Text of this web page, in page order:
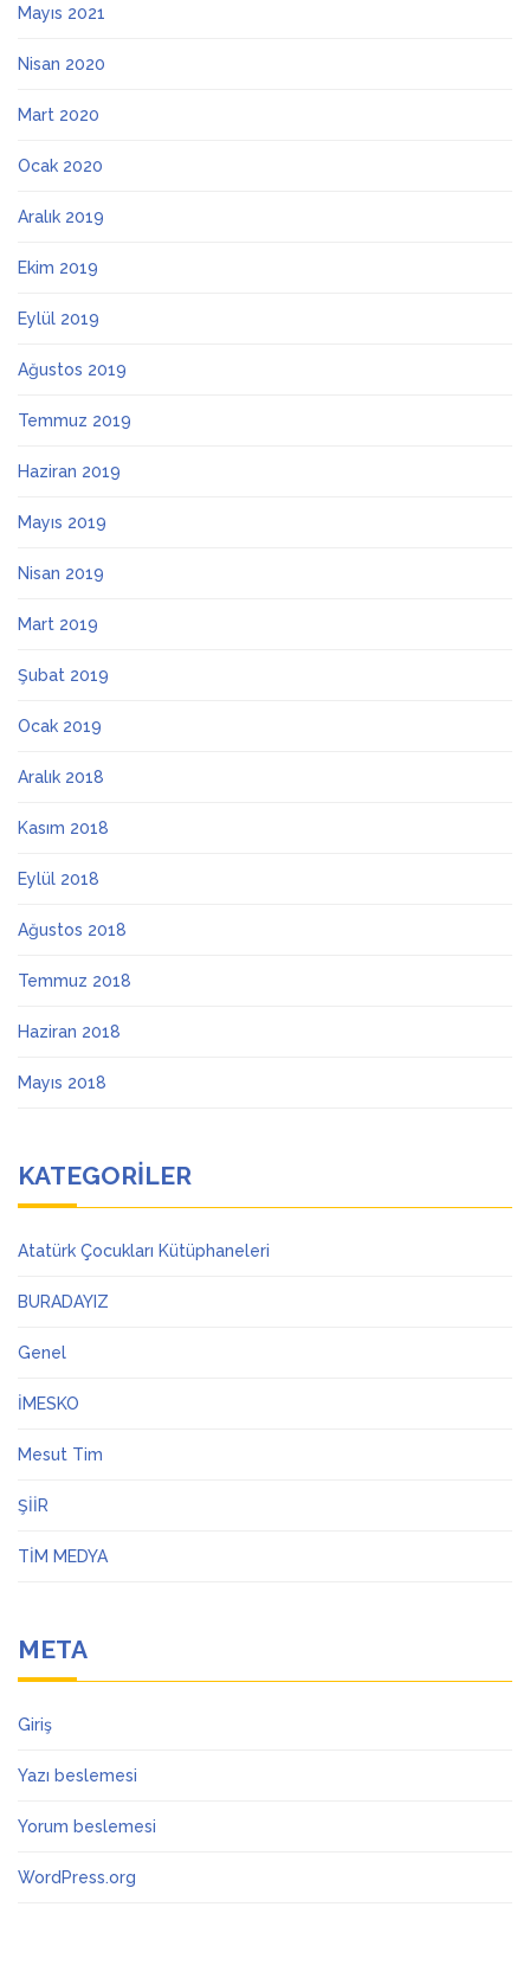
Mayıs 2021
Nisan 2020
Mart 2020
Ocak 2020
Aralık 2019
Ekim 2019
Eylül 2019
Ağustos 2019
Temmuz 2019
Haziran 2019
Mayıs 2019
Nisan 2019
Mart 2019
Şubat 2019
Ocak 2019
Aralık 2018
Kasım 2018
Eylül 2018
Ağustos 2018
Temmuz 2018
Haziran 2018
Mayıs 2018
KATEGORILER
Atatürk Çocukları Kütüphaneleri
BURADAYIZ
Genel
İMESKO
Mesut Tim
ŞİİR
TİM MEDYA
META
Giriş
Yazı beslemesi
Yorum beslemesi
WordPress.org